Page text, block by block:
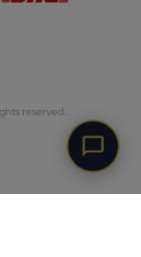
reserved.